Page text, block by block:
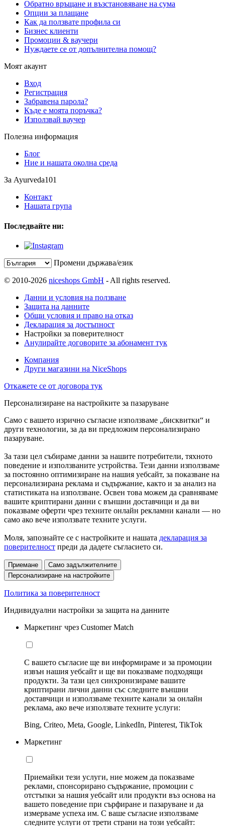
Обратно връщане и възстановяване на сума
Опции за плащане
Как да ползвате профила си
Бизнес клиенти
Промоции & ваучери
Нуждаете се от допълнителна помощ?
Моят акаунт
Вход
Регистрация
Забравена парола?
Къде е моята поръчка?
Използвай ваучер
Полезна информация
Блог
Ние и нашата околна среда
За Ayurveda101
Контакт
Нашата група
Последвайте ни:
Промени държава/език
© 2010-2026 niceshops GmbH - All rights reserved.
Данни и условия на ползване
Защита на данните
Общи условия и право на отказ
Декларация за достъпност
Настройки за поверителност
Анулирайте договорите за абонамент тук
Компания
Други магазини на NiceShops
Откажете се от договора тук
Персонализиране на настройките за пазаруване
Само с вашето изрично съгласие използваме „бисквитки“ и
други технологии, за да ви предложим персонализирано
пазаруване.
За тази цел събираме данни за нашите потребители, тяхното
поведение и използваните устройства. Тези данни използваме
за постоянно оптимизиране на нашия уебсайт, за показване на
персонализирана реклама и съдържание, както и за анализ на
статистиката на използване. Освен това можем да сравняваме
вашите криптирани данни с външни доставчици и да ви
показваме оферти чрез техните онлайн рекламни канали — но
само ако вече използвате техните услуги.
Моля, запознайте се с настройките и нашата декларация за
поверителност преди да дадете съгласието си.
Приемане
Само задължителните
Персонализиране на настройките
Политика за поверителност
Индивидуални настройки за защита на данните
Маркетинг чрез Customer Match
С вашето съгласие ще ви информираме и за промоции
извън нашия уебсайт и ще ви показваме подходящи
продукти. За тази цел синхронизираме вашите
криптирани лични данни със следните външни
доставчици и използваме техните канали за онлайн
реклама, ако вече използвате техните услуги:
Bing, Criteo, Meta, Google, LinkedIn, Pinterest, TikTok
Маркетинг
Приемайки тези услуги, ние можем да показваме
реклами, спонсорирано съдържание, промоции с
отстъпки за нашия уебсайт или продукти въз основа на
вашето поведение при сърфиране и пазаруване и да
измерваме успеха им. С ваше съгласие използваме
следните услуги от трети страни на този уебсайт: